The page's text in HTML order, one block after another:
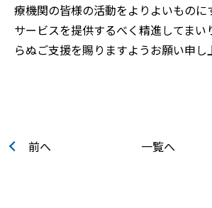
療機関の皆様の活動をよりよいものに
サービスを提供するべく精進してまい
らぬご支援を賜りますようお願い申し
前へ 一覧へ